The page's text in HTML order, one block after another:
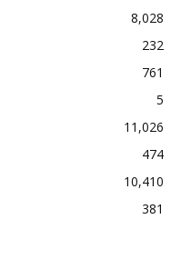
8,028
232
761
5
11,026
474
10,410
381